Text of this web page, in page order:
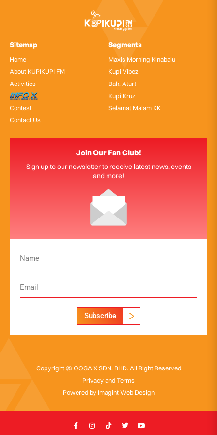
Sitemap
Home
About KUPIKUPI FM
Activities
InfoX
Contest
Contact Us
Segments
Maxis Morning Kinabalu
Kupi Vibez
Bah, Atur!
Kupi Kruz
Selamat Malam KK
Join Our Fan Club!
Sign up to our newsletter to receive latest news, events
and more!
Subscribe
Copyright @ OOGA X SDN. BHD. All Right Reserved
Privacy and Terms
Powered by Imagint Web Design